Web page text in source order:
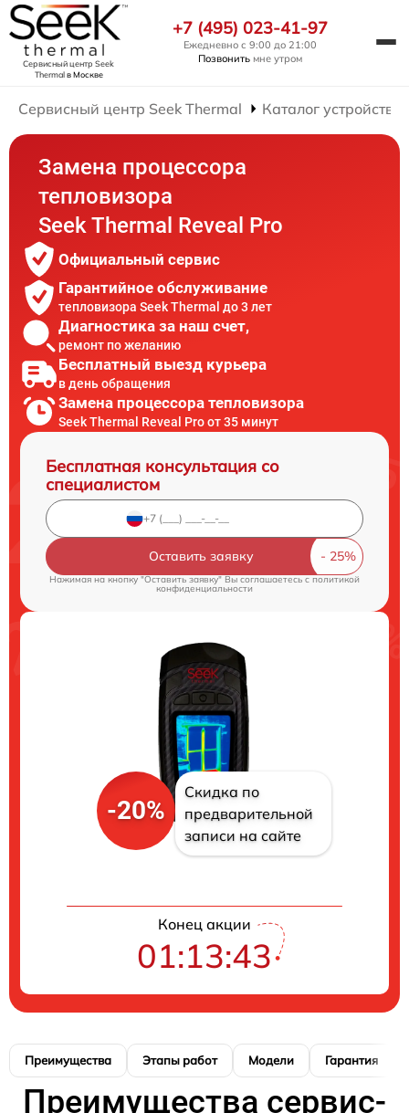
Сервисный центр Seek
Thermalв Москве
+7 (495) 023-41-97
Ежедневно с 9:00 до 21:00
Позвонить мне утром
Сервисный центр Seek Thermal Каталог устройств
Замена процессора
тепловизора
Seek Thermal Reveal Pro
Официальный сервис
Гарантийное обслуживание
тепловизора Seek Thermal до 3 лет
Диагностика за наш счет,
ремонт по желанию
Бесплатный выезд курьера
в день обращения
Замена процессора тепловизора
Seek Thermal Reveal Pro от 35 минут
Бесплатная консультация со
специалистом
Оставить заявку
Нажимая на кнопку "Оставить заявку" Вы соглашаетесь cполитикой
конфиденциальности
-20%
Скидка по
предварительной
записи на сайте
Конец акции
01:13:42
Преимущества Этапы работ Модели Гарантия
Преимущества сервис-